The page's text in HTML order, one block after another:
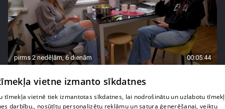
pirms 2 nedēļām, 6 dienām 00:05:44
Secret" atlasē atduras pret finansiāliem
sarežģījumiem
vietne izmanto sīkdatnes
tīmekļa vietnē tiek izmantotas sīkdatnes, lai nodrošinātu un uzlabotu
darbību., nosūtītu personalizētu reklāmu un satura ģenerēšanai, veiktu